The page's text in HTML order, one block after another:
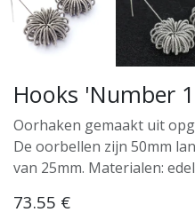
Hooks 'Number
Oorhaken gemaakt uit
De oorbellen zijn 50mm
van 25mm. Materialen:
73.55 €